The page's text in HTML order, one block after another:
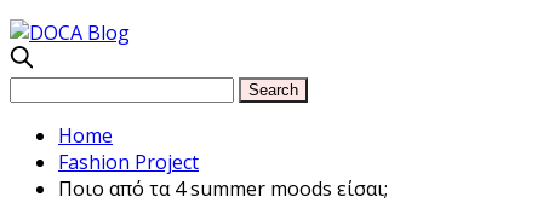
Home
Fashion Project
Ποιο από τα 4 summer moods είσαι;